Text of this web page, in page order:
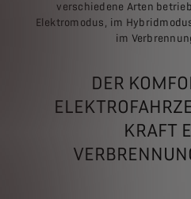
verschiedene Arten
Elektromodus, im
im
DER
KRAFT